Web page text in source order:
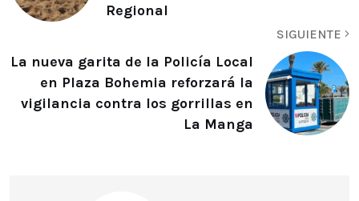
Regional
SIGUIENTE
La nueva garita de la Policía Local
en Plaza Bohemia reforzará la
vigilancia contra los gorrillas en
La Manga